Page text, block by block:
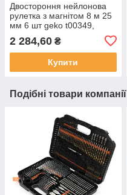
Двостороння нейлонова
рулетка з магнітом 8 м 25
мм 6 шт geko t00349,
набір будівельних рулеток
у коробці
2 284,60 ₴
Купити
Подібні товари компанії